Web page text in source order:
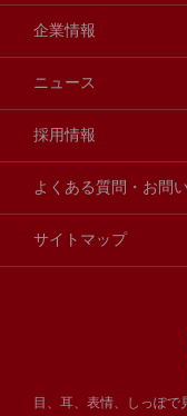
目、耳、表情、しっぽで
製品・品質管理
小動物
動物病院専用フード
フードコンシェル
しあわせマルシェ
どうぶつ病院宅配便
ペットライン 犬ノー
ペットライン 猫ノー
狂犬病予防
企業情報
会社概要・事業所
代表メッセージ
企業理念・ビジョン
ニュース
採用情報
よくある質問・お問
サイトマップ